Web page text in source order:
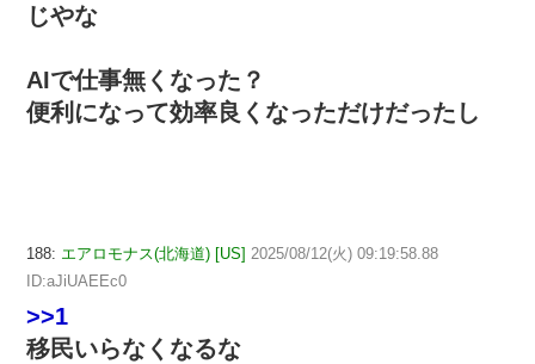
じやな
AIで仕事無くなった？
便利になって効率良くなっただけだったし
188: エアロモナス(北海道) [US] 2025/08/12(火) 09:19:58.88
ID:aJiUAEEc0
>>1
移民いらなくなるな